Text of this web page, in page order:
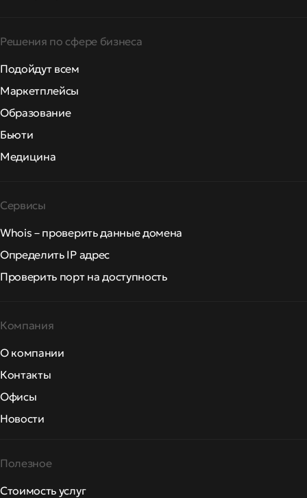
Решения по сфере бизнеса
Подойдут всем
Маркетплейсы
Образование
Бьюти
Медицина
Сервисы
Whois – проверить данные домена
Определить IP адрес
Проверить порт на доступность
Компания
О компании
Контакты
Офисы
Новости
Полезное
Стоимость услуг